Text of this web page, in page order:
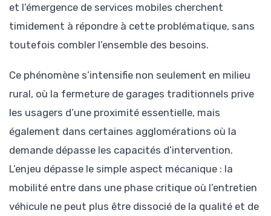
et l’émergence de services mobiles cherchent
timidement à répondre à cette problématique, sans
toutefois combler l’ensemble des besoins.
Ce phénomène s’intensifie non seulement en milieu
rural, où la fermeture de garages traditionnels prive
les usagers d’une proximité essentielle, mais
également dans certaines agglomérations où la
demande dépasse les capacités d’intervention.
L’enjeu dépasse le simple aspect mécanique : la
mobilité entre dans une phase critique où l’entretien
véhicule ne peut plus être dissocié de la qualité et de